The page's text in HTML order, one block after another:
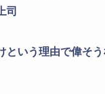
司
という理由で偉そ